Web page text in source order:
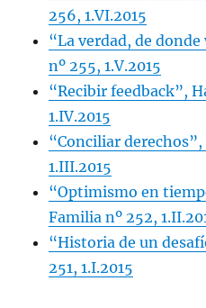
256, 1.VI.2015
“La verdad, de
nº 255, 1.V.2015
“Recibir feedback”,
1.IV.2015
“Conciliar
1.III.2015
“Optimismo en
Familia nº 252,
“Historia de un
251, 1.I.2015